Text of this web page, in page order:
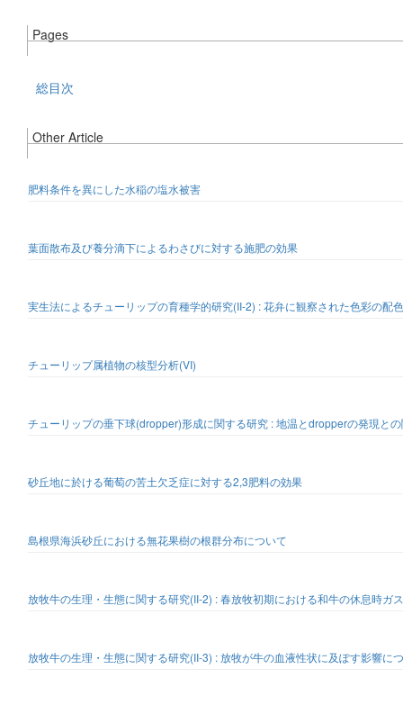
Pages
総目次
Other Article
肥料条件を異にした水稲の塩水被害
葉面散布及び養分滴下によるわさびに対する施肥の効果
実生法によるチューリップの育種学的研究(II-2) : 花弁に観察された色彩の配
チューリップ属植物の核型分析(VI)
チューリップの垂下球(dropper)形成に関する研究 : 地温とdropperの発現と
砂丘地に於ける葡萄の苦土欠乏症に対する2,3肥料の効果
島根県海浜砂丘における無花果樹の根群分布について
放牧牛の生理・生態に関する研究(II-2) : 春放牧初期における和牛の休息時
放牧牛の生理・生態に関する研究(II-3) : 放牧が牛の血液性状に及ぽす影響に